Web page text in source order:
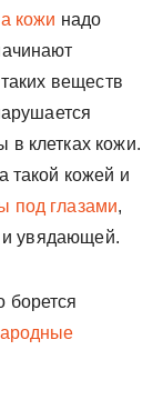
кожи надо
веществ
клетках кожи.
такой кожей и
под глазами,
и увядающей.
борется